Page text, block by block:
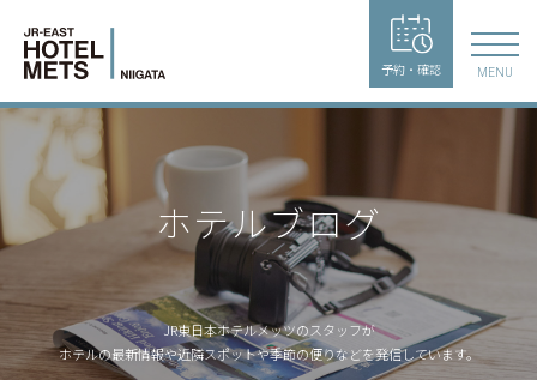
予約・確認 MENU
ホテルブログ
JR東日本ホテルメッツのスタッフが
ホテルの最新情報や近隣スポットや季節の便りなどを発信しています。